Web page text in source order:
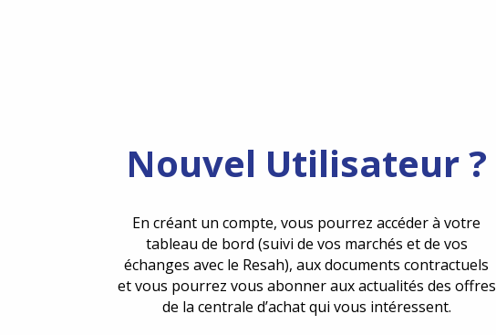
Nouvel Utilisateur ?
En créant un compte, vous pourrez accéder à votre
tableau de bord (suivi de vos marchés et de vos
échanges avec le Resah), aux documents contractuels
et vous pourrez vous abonner aux actualités des offres
de la centrale d’achat qui vous intéressent.